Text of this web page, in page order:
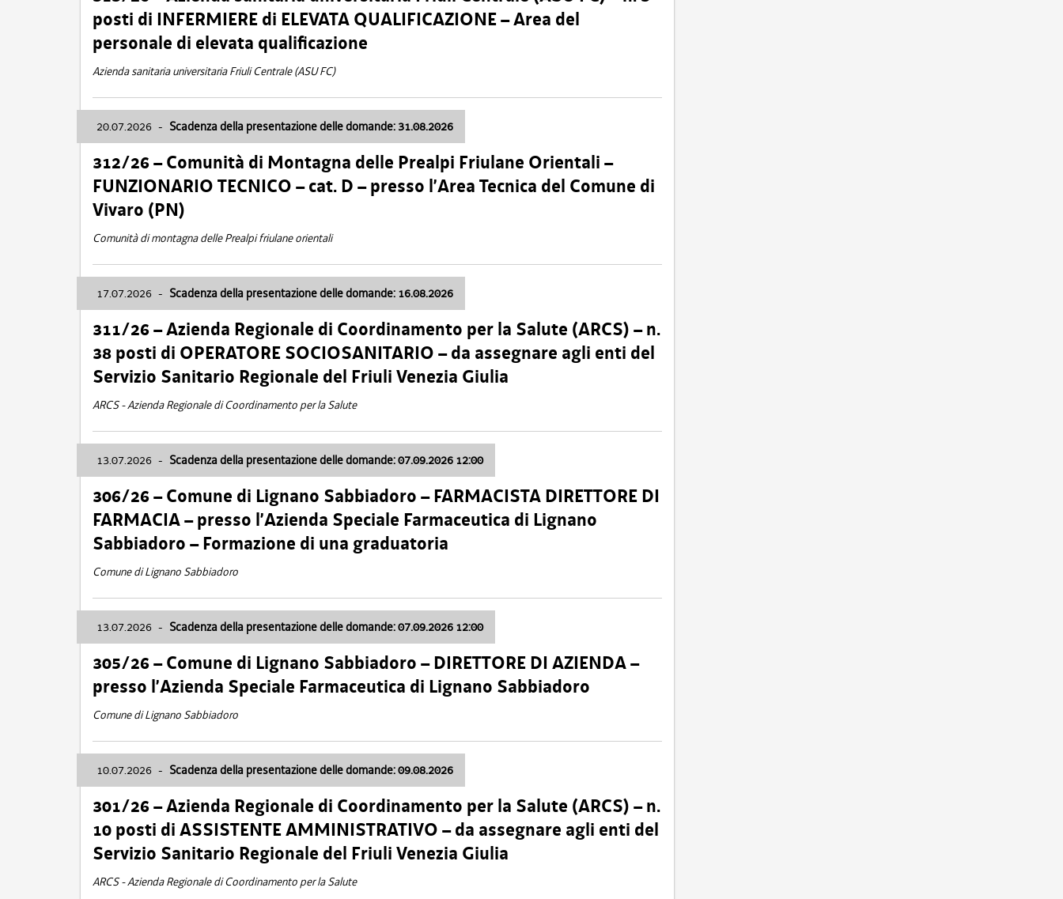
posti di INFERMIERE di ELEVATA QUALIFICAZIONE – Area del
personale di elevata qualificazione
Azienda sanitaria universitaria Friuli Centrale (ASU FC)
20.07.2026 - Scadenza della presentazione delle domande: 31.08.2026
312/26 – Comunità di Montagna delle Prealpi Friulane Orientali –
FUNZIONARIO TECNICO – cat. D – presso l’Area Tecnica del Comune di
Vivaro (PN)
Comunità di montagna delle Prealpi friulane orientali
17.07.2026 - Scadenza della presentazione delle domande: 16.08.2026
311/26 – Azienda Regionale di Coordinamento per la Salute (ARCS) – n.
38 posti di OPERATORE SOCIOSANITARIO – da assegnare agli enti del
Servizio Sanitario Regionale del Friuli Venezia Giulia
ARCS - Azienda Regionale di Coordinamento per la Salute
13.07.2026 - Scadenza della presentazione delle domande: 07.09.2026 12:00
306/26 – Comune di Lignano Sabbiadoro – FARMACISTA DIRETTORE DI
FARMACIA – presso l’Azienda Speciale Farmaceutica di Lignano
Sabbiadoro – Formazione di una graduatoria
Comune di Lignano Sabbiadoro
13.07.2026 - Scadenza della presentazione delle domande: 07.09.2026 12:00
305/26 – Comune di Lignano Sabbiadoro – DIRETTORE DI AZIENDA –
presso l’Azienda Speciale Farmaceutica di Lignano Sabbiadoro
Comune di Lignano Sabbiadoro
10.07.2026 - Scadenza della presentazione delle domande: 09.08.2026
301/26 – Azienda Regionale di Coordinamento per la Salute (ARCS) – n.
10 posti di ASSISTENTE AMMINISTRATIVO – da assegnare agli enti del
Servizio Sanitario Regionale del Friuli Venezia Giulia
ARCS - Azienda Regionale di Coordinamento per la Salute